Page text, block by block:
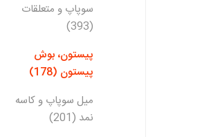
سوپاپ و متعلقات
(393)
پیستون، بوش
پیستون (178)
میل سوپاپ و کاسه
نمد (201)